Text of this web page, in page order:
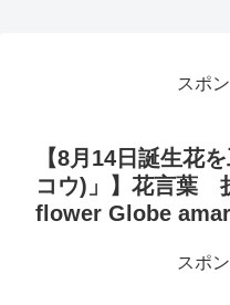
スポ
【8月14日誕生花
コウ)」】花言葉
flower Globe
スポ